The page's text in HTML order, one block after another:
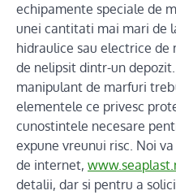
echipamente speciale de
unei cantitati mai mari de
hidraulice sau electrice
de nelipsit dintr-un
manipulant de marfuri
elementele ce privesc
cunostintele necesare
expune vreunui risc. Noi
de internet,
detalii, dar si pentru a